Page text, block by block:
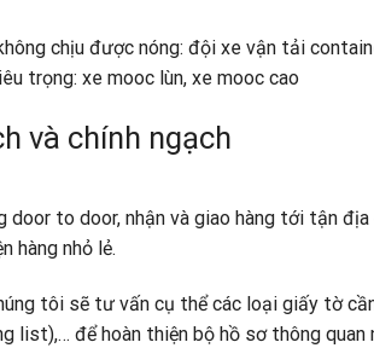
chịu được nóng: đội xe vận tải
trọng: xe mooc lùn, xe mooc cao
và chính ngạch
door to door, nhận và giao hàng tới tận
hàng nhỏ lẻ.
tôi sẽ tư vấn cụ thể các loại giấy tờ
list),… để hoàn thiện bộ hồ sơ thông quan